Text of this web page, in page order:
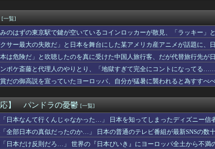
国に負けた理由
、CHICA#TETSUの新リーダーに西田汐里、...
漫画主人公「起きたら美少女になっちゃった！？」ワイ「おお」
リーパーで有名な人、視聴者から「寝た方がいい」と言われブチギ...
円】スマスロSAO2、またガラスが粉々になる…
さん、豊満バストの下着姿がスケベすぎるｗｗｗｗｗｗ
なる声優さん「ゆかな」「原由実」「加隈亜衣」
いてきた女子をSNSで検索した。結婚して10年以上子供がいな...
さんｗｗｗｗｗｗ
る？
吸症候群の男「マジでいつ居眠りするかわからん…けど車運転しな...
が熊本地震で無償修理対応
んと一緒に夏休みを過ごしたい人生だった…
画像】JKこなさくに馬鹿にされたい😭
、引っ越し先に洗濯機置き場がない
[一覧]
のはずの東京駅で鍵が空いているコインロッカーが散見、「ラッキー
クサー最大の失敗だ」と日本を舞台にした某アメリカ産アニメが話題に
本は危険だ」と吹聴したのを真に受けた中国人旅行客、だが代替旅行先
ポケ斎藤と代理人のやりとり、「地獄すぎて完全にコントになってる
だの御高説を宣っていたヨーロッパ、自分が猛暑に襲われると為すす
応】 パンドラの憂鬱 [一覧]
日本なんて行くんじゃなかった…」 日本を知ってしまったディズニー信
全部日本の真似だったのか…」 日本の普通のテレビ番組が最新SNSの数
日本だけ反則だろ…」 世界の『日本びいき』にヨーロッパ全土から不満